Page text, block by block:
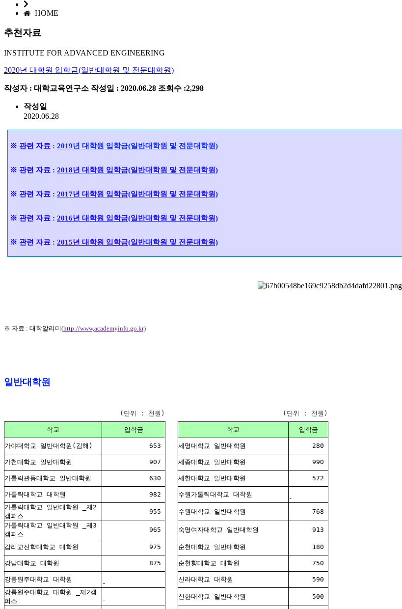
HOME
추천자료
INSTITUTE FOR ADVANCED ENGINEERING
2020년 대학원 입학금(일반대학원 및 전문대학원)
작성자 : 대학교육연구소 작성일 : 2020.06.28 조회수 :2,298
작성일
2020.06.28
※ 관련 자료 : 2019년 대학원 입학금(일반대학원 및 전문대학원)
※ 관련 자료 : 2018년 대학원 입학금(일반대 학원 및 전문대학원)
※ 관련 자료 : 2017년 대학원 입학금(일반대학원 및 전문대학원)
※ 관련 자료 : 2016년 대학원 입학금(일반대학원 및 전문대학원)
※ 관련 자료 : 2015년 대 학원 입학금(일 반대학원 및 전문대학원)
※ 자료 : 대 학알리미(http://www,academyinfo.go.kr)
일반대학원
(단위 : 천원) (단위 : 천원)
학교 입학금 학교 입학금
가야대학교 일반대학원(김해) 653 세명대학교 일반대학원 280
가천대학교 일반대학원 907 세종대학교 일반대학원 990
가톨릭관동대학교 일반대학원 630 세한대학교 일반대학원 572
가톨릭대학교 대학원 982 수원가톨릭대학교 대학원
-
가톨릭대학교 일반대학원 _제2
캠퍼스
955 수원대학교 일반대학원
768
가톨릭대학교 일반대학원 _제3
캠퍼스
965 숙명여자대학교 일반대학원 913
감리교신학대학교 대학원 975 순천대학교 일반대학원 180
강남대학교 대학원 875 순천향대학교 대학원 750
강릉원주대학교 대학원
-
신라대학교 대학원
590
강릉원주대학교 대학원 _제2캠
퍼스
-
신한대학교 일반대학원 500